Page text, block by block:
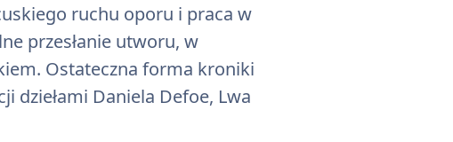
ruchu oporu i praca w
przesłanie utworu, w
Ostateczna forma kroniki
dziełami Daniela Defoe, Lwa